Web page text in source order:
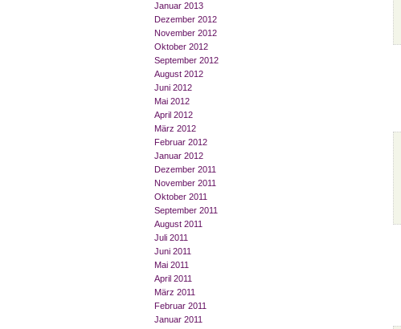
Januar 2013
Dezember 2012
November 2012
Oktober 2012
September 2012
August 2012
Juni 2012
Mai 2012
April 2012
März 2012
Februar 2012
Januar 2012
Dezember 2011
November 2011
Oktober 2011
September 2011
August 2011
Juli 2011
Juni 2011
Mai 2011
April 2011
März 2011
Februar 2011
Januar 2011